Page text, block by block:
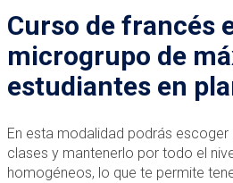
Curso de francés
microgrupo de
estudiantes en
En esta modalidad podrás escoger
clases y mantenerlo por todo el
homogéneos, lo que te permite